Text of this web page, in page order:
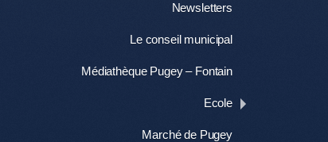
Newsletters
Le conseil municipal
Médiathèque Pugey – Fontain
Ecole
Marché de Pugey